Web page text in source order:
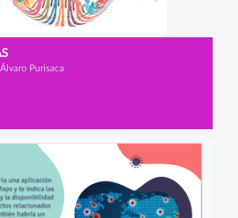
Purisaca